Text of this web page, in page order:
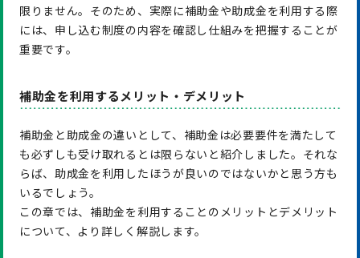
限りません。そのため、実際に補助金や助成金を利用する際
には、申し込む制度の内容を確認し仕組みを把握することが
重要です。
補助金を利用するメリット・デメリット
補助金と助成金の違いとして、補助金は必要要件を満たして
も必ずしも受け取れるとは限らないと紹介しました。それな
らば、助成金を利用したほうが良いのではないかと思う方も
いるでしょう。
この章では、補助金を利用することのメリットとデメリット
について、より詳しく解説します。